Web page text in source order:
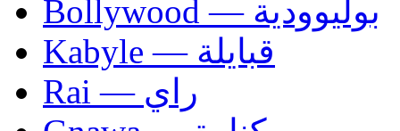
Bollywood — بوليوودية
Kabyle — قبايلة
Rai — راي